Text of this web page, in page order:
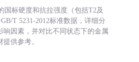
国标硬度和抗拉强度（包括T2及
T 5231-2012标准数据，详细分
响因素，并对比不同状态下的金属
供参考。